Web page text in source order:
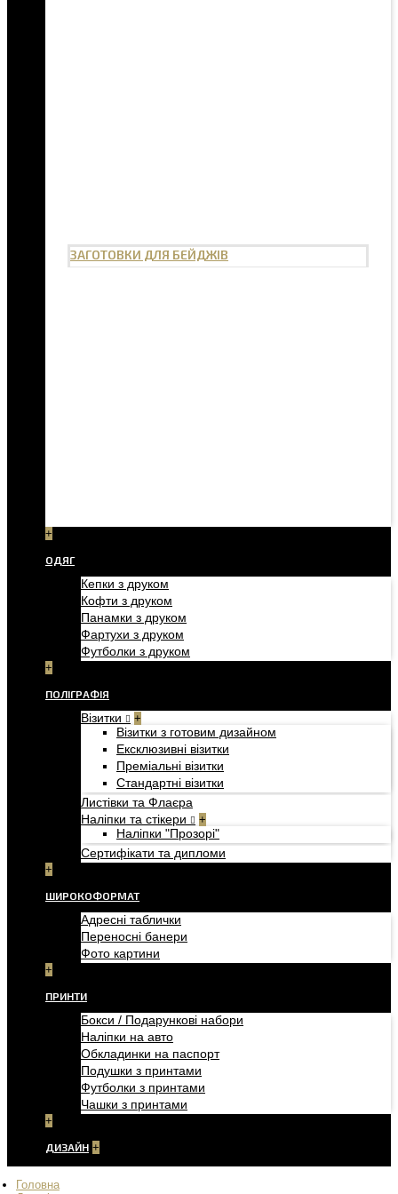
ЗАГОТОВКИ ДЛЯ БЕЙДЖІВ
+
ОДЯГ
Кепки з друком
Кофти з друком
Панамки з друком
Фартухи з друком
Футболки з друком
+
ПОЛІГРАФІЯ
Візитки +
Візитки з готовим дизайном
Ексклюзивні візитки
Преміальні візитки
Стандартні візитки
Листівки та Флаєра
Наліпки та стікери
+
Наліпки "Прозорі"
Сертифікати та дипломи
+
ШИРОКОФОРМАТ
Адресні таблички
Переносні банери
Фото картини
+
ПРИНТИ
Бокси / Подарункові набори
Наліпки на авто
Обкладинки на паспорт
Подушки з принтами
Футболки з принтами
Чашки з принтами
+
ДИЗАЙН +
Головна